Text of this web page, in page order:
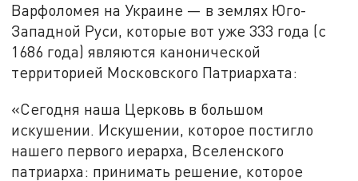
Варфоломея на Украине — в землях Юго-
Западной Руси, которые вот уже 333 года (с
1686 года) являются канонической
территорией Московского Патриархата:
«Сегодня наша Церковь в большом
искушении. Искушении, которое постигло
нашего первого иерарха, Вселенского
патриарха: принимать решение, которое